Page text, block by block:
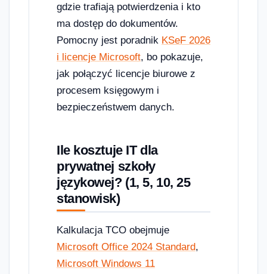
gdzie trafiają potwierdzenia i kto
ma dostęp do dokumentów.
Pomocny jest poradnik KSeF 2026
i licencje Microsoft, bo pokazuje,
jak połączyć licencje biurowe z
procesem księgowym i
bezpieczeństwem danych.
Ile kosztuje IT dla
prywatnej szkoły
językowej? (1, 5, 10, 25
stanowisk)
Kalkulacja TCO obejmuje
Microsoft Office 2024 Standard,
Microsoft Windows 11